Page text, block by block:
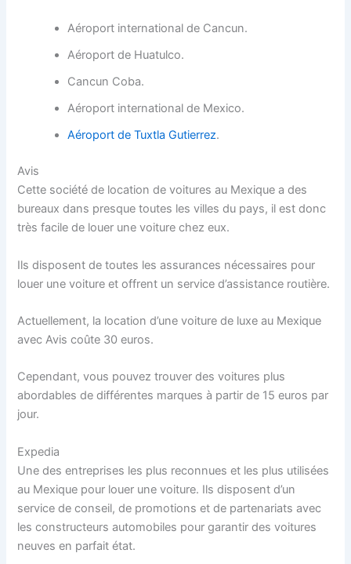
Aéroport international de Cancun.
Aéroport de Huatulco.
Cancun Coba.
Aéroport international de Mexico.
Aéroport de Tuxtla Gutierrez.
Avis
Cette société de location de voitures au Mexique a des
bureaux dans presque toutes les villes du pays, il est donc
très facile de louer une voiture chez eux.
Ils disposent de toutes les assurances nécessaires pour
louer une voiture et offrent un service d’assistance routière.
Actuellement, la location d’une voiture de luxe au Mexique
avec Avis coûte 30 euros.
Cependant, vous pouvez trouver des voitures plus
abordables de différentes marques à partir de 15 euros par
jour.
Expedia
Une des entreprises les plus reconnues et les plus utilisées
au Mexique pour louer une voiture. Ils disposent d’un
service de conseil, de promotions et de partenariats avec
les constructeurs automobiles pour garantir des voitures
neuves en parfait état.